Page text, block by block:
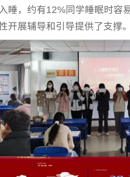
，约有12%同学睡眠时容
开展辅导和引导提供了支撑。